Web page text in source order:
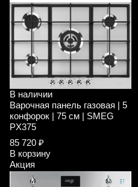
В наличии
Варочная панель газовая | 5
конфорок | 75 см | SMEG
PX375
85 720 ₽
В корзину
Акция